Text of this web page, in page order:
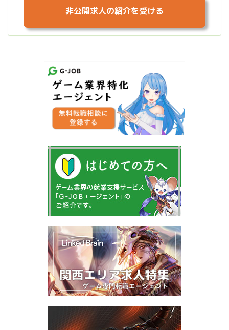
非公開求人の紹介を受ける